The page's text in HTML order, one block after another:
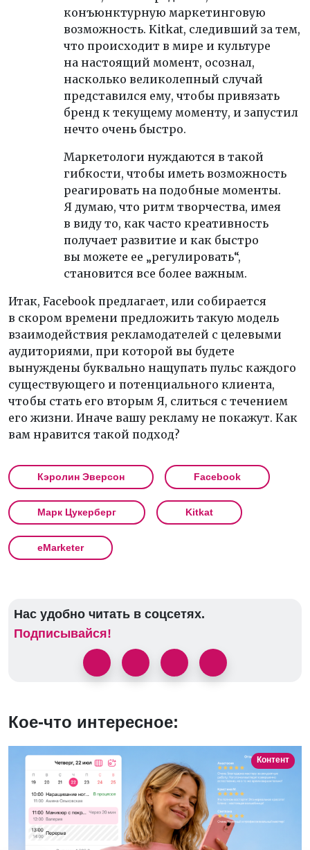
конъюнктурную маркетинговую
возможность. Kitkat, следивший за тем,
что происходит в мире и культуре
на настоящий момент, осознал,
насколько великолепный случай
представился ему, чтобы привязать
бренд к текущему моменту, и запустил
нечто очень быстро.
Маркетологи нуждаются в такой
гибкости, чтобы иметь возможность
реагировать на подобные моменты.
Я думаю, что ритм творчества, имея
в виду то, как часто креативность
получает развитие и как быстро
вы можете ее „регулировать“,
становится все более важным.
Итак, Facebook предлагает, или собирается
в скором времени предложить такую модель
взаимодействия рекламодателей с целевыми
аудиториями, при которой вы будете
вынуждены буквально нащупать пульс каждого
существующего и потенциального клиента,
чтобы стать его вторым Я, слиться с течением
его жизни. Иначе вашу рекламу не покажут. Как
вам нравится такой подход?
Кэролин Эверсон Facebook
Марк Цукерберг Kitkat
eMarketer
Нас удобно читать в соцсетях.
Подписывайся!
Кое-что интересное:
Контент